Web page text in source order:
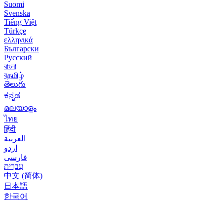
Suomi
Svenska
Tiếng Việt
Türkçe
ελληνικά
Български
Русский
বাংলা
বதமிழ்
తెలుగు
ಕನ್ನಡ
മലയാളം
ไทย
हिंदी
العربية
اردو
فارسی
עִברִית
中文 (简体)
日本語
한국어